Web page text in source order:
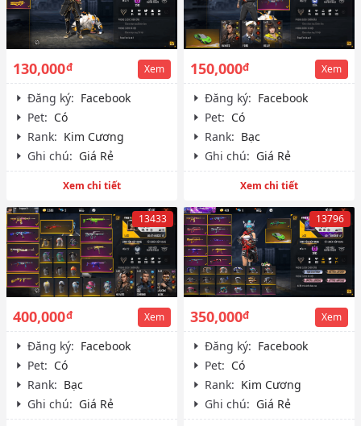
130,000đ Xem
Đăng ký: Facebook
Pet: Có
Rank: Kim Cương
Ghi chú: Giá Rẻ
Xem chi tiết
150,000đ Xem
Đăng ký: Facebook
Pet: Có
Rank: Bạc
Ghi chú: Giá Rẻ
Xem chi tiết
13433
400,000đ Xem
Đăng ký: Facebook
Pet: Có
Rank: Bạc
Ghi chú: Giá Rẻ
13796
350,000đ Xem
Đăng ký: Facebook
Pet: Có
Rank: Kim Cương
Ghi chú: Giá Rẻ